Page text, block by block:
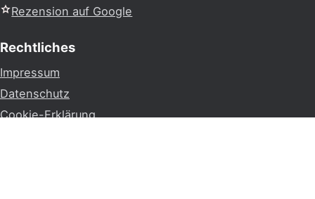
Rezension auf Google
Rechtliches
Impressum
Datenschutz
Cookie-Erklärung